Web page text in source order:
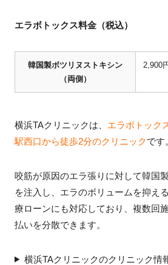
エラボトックス料金（税込）
韓国製ボツリヌストキシン
（両側）
2,900
横浜TAクリニックは、 エラボトック
駅西口から徒歩2分のクリニックです
咬筋が原因のエラ張りに対して韓国
を注入し、エラのボリュームを抑え
療ローンにも対応しており、複数回
払いを分散できます。
横浜TAクリニックのクリニック情